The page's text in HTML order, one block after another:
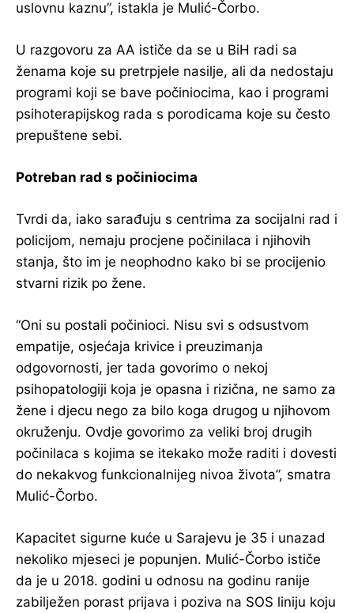
uslovnu kaznu”, istakla je Mulić-Čorbo.
U razgovoru za AA ističe da se u BiH radi sa
ženama koje su pretrpjele nasilje, ali da nedostaju
programi koji se bave počiniocima, kao i programi
psihoterapijskog rada s porodicama koje su često
prepuštene sebi.
Potreban rad s počiniocima
Tvrdi da, iako sarađuju s centrima za socijalni rad i
policijom, nemaju procjene počinilaca i njihovih
stanja, što im je neophodno kako bi se procijenio
stvarni rizik po žene.
“Oni su postali počinioci. Nisu svi s odsustvom
empatije, osjećaja krivice i preuzimanja
odgovornosti, jer tada govorimo o nekoj
psihopatologiji koja je opasna i rizična, ne samo za
žene i djecu nego za bilo koga drugog u njihovom
okruženju. Ovdje govorimo za veliki broj drugih
počinilaca s kojima se itekako može raditi i dovesti
do nekakvog funkcionalnijeg nivoa života”, smatra
Mulić-Čorbo.
Kapacitet sigurne kuće u Sarajevu je 35 i unazad
nekoliko mjeseci je popunjen. Mulić-Čorbo ističe
da je u 2018. godini u odnosu na godinu ranije
zabilježen porast prijava i poziva na SOS liniju koju